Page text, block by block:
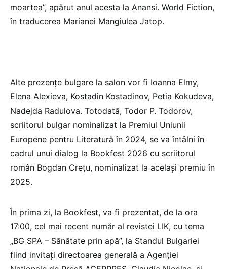
moartea”, apărut anul acesta la Anansi. World Fiction,
în traducerea Marianei Mangiulea Jatop.
Alte prezențe bulgare la salon vor fi Ioanna Elmy,
Elena Alexieva, Kostadin Kostadinov, Petia Kokudeva,
Nadejda Radulova. Totodată, Todor P. Todorov,
scriitorul bulgar nominalizat la Premiul Uniunii
Europene pentru Literatură în 2024, se va întâlni în
cadrul unui dialog la Bookfest 2026 cu scriitorul
român Bogdan Crețu, nominalizat la același premiu în
2025.
În prima zi, la Bookfest, va fi prezentat, de la ora
17:00, cel mai recent număr al revistei LIK, cu tema
„BG SPA – Sănătate prin apă”, la Standul Bulgariei
fiind invitați directoarea generală a Agenției